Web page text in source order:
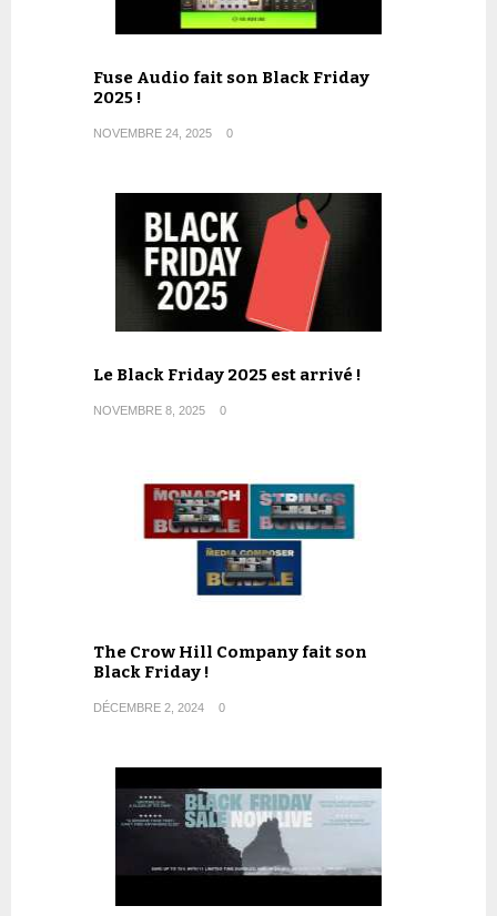
Fuse Audio fait son Black Friday
2025 !
NOVEMBRE 24, 2025 0
Le Black Friday 2025 est arrivé !
NOVEMBRE 8, 2025 0
The Crow Hill Company fait son
Black Friday !
DÉCEMBRE 2, 2024 0